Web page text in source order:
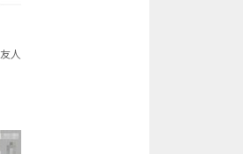
人